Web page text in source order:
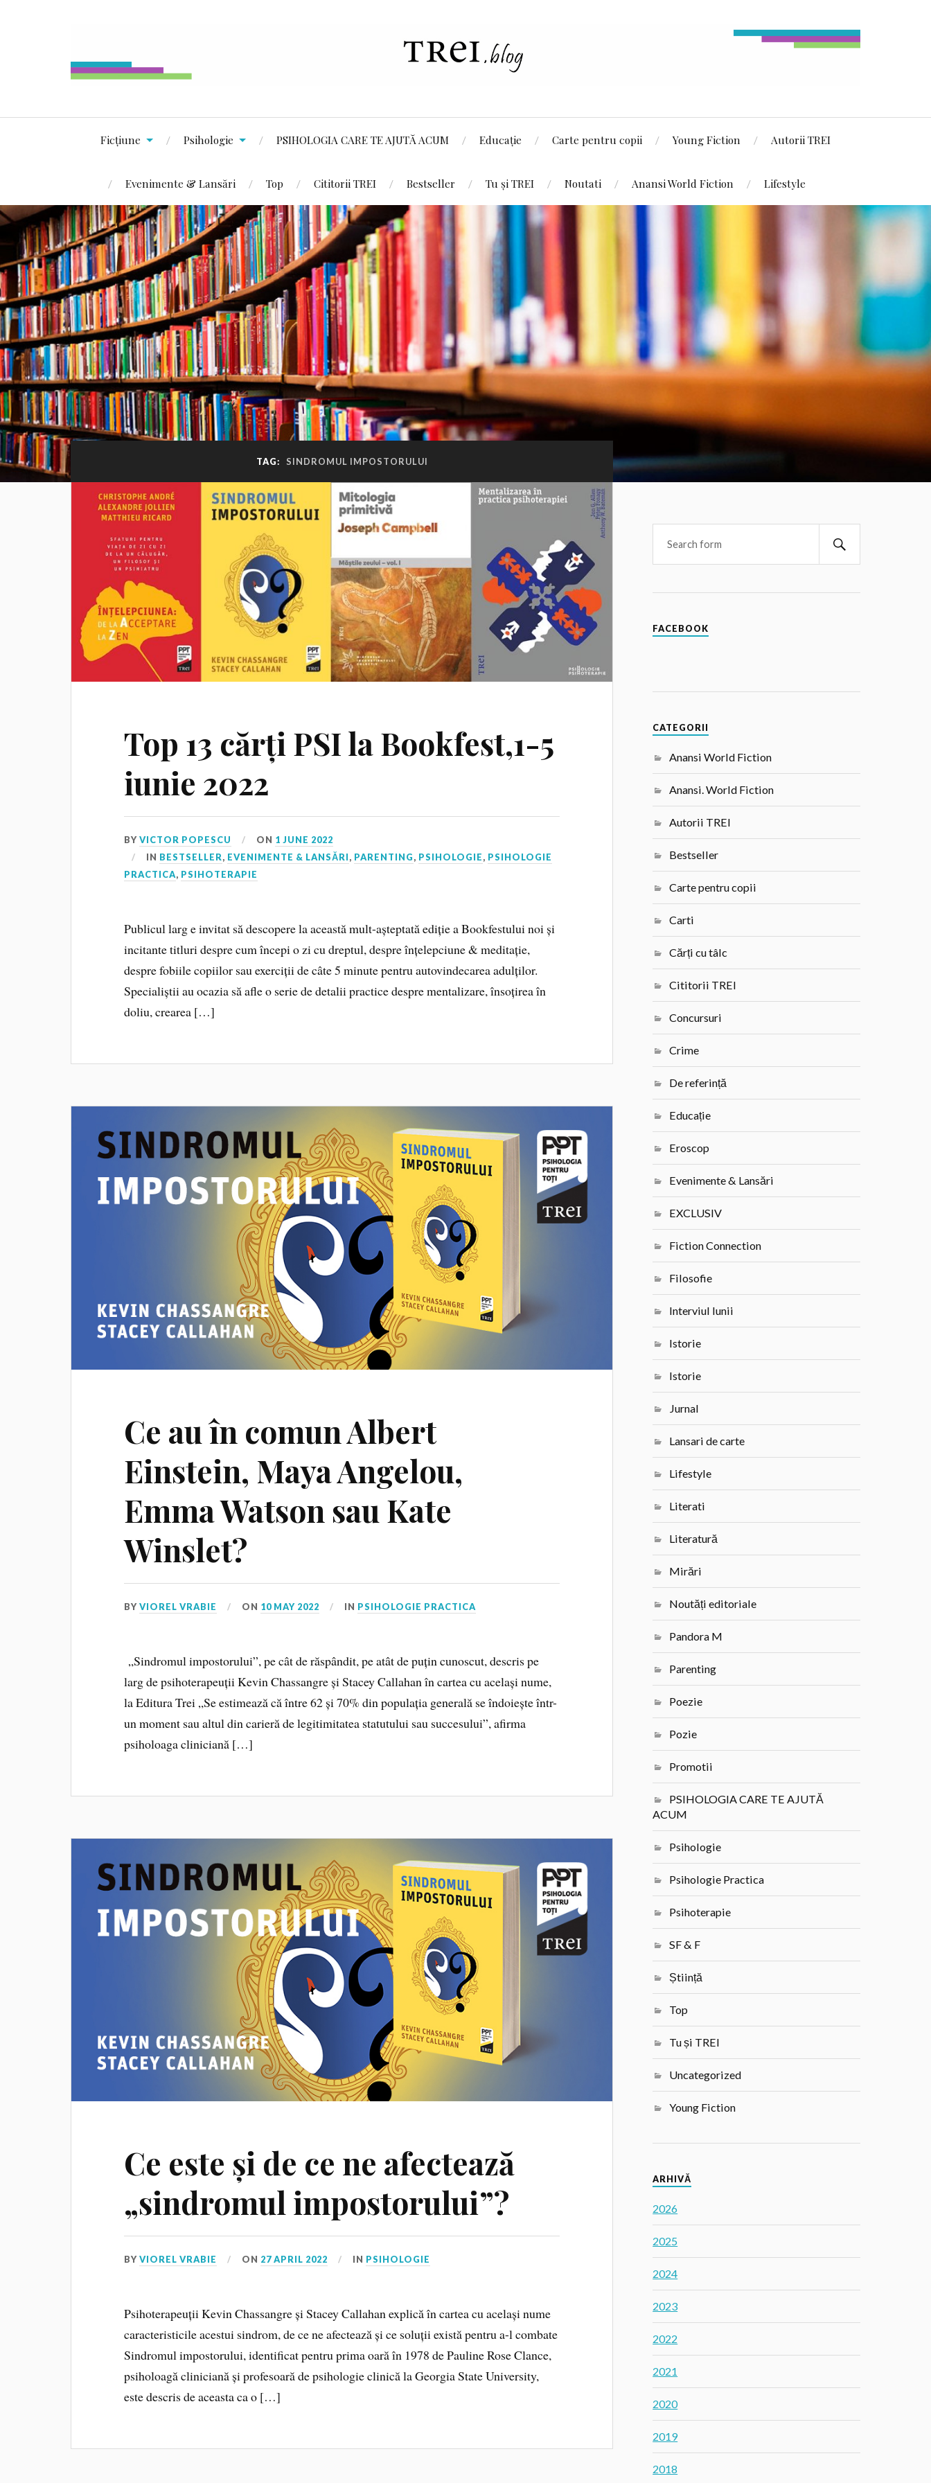
Ficțiune Psihologie PSIHOLOGIA CARE TE AJUTĂ ACUM Educație Carte pentru copii Young Fiction Autorii TREI
Evenimente & Lansări Top Cititorii TREI Bestseller Tu și TREI Noutati Anansi World Fiction Lifestyle
TAG: SINDROMUL IMPOSTORULUI
Top 13 cărți PSI la Bookfest,1-5
iunie 2022
BYVICTOR POPESCU ON 1 JUNE 2022
IN BESTSELLER, EVENIMENTE & LANSĂRI, PARENTING, PSIHOLOGIE, PSIHOLOGIE
PRACTICA, PSIHOTERAPIE
Publicul larg e invitat să descopere la această mult-așteptată ediție a Bookfestului noi și
incitante titluri despre cum începi o zi cu dreptul, despre înțelepciune & meditație,
despre fobiile copiilor sau exerciții de câte 5 minute pentru autovindecarea adulților.
Specialiștii au ocazia să afle o serie de detalii practice despre mentalizare, însoțirea în
doliu, crearea […]
Ce au în comun Albert
Einstein, Maya Angelou,
Emma Watson sau Kate
Winslet?
BYVIOREL VRABIE ON 10 MAY 2022 IN PSIHOLOGIE PRACTICA
„Sindromul impostorului”, pe cât de răspândit, pe atât de puțin cunoscut, descris pe
larg de psihoterapeuții Kevin Chassangre și Stacey Callahan în cartea cu același nume,
la Editura Trei „Se estimează că între 62 și 70% din populația generală se îndoiește într-
un moment sau altul din carieră de legitimitatea statutului sau succesului”, afirma
psiholoaga cliniciană […]
Ce este și de ce ne afectează
„sindromul impostorului”?
BYVIOREL VRABIE ON 27 APRIL 2022 IN PSIHOLOGIE
Psihoterapeuții Kevin Chassangre și Stacey Callahan explică în cartea cu același nume
caracteristicile acestui sindrom, de ce ne afectează și ce soluții există pentru a-l combate
Sindromul impostorului, identificat pentru prima oară în 1978 de Pauline Rose Clance,
psiholoagă cliniciană și profesoară de psihologie clinică la Georgia State University,
este descris de aceasta ca o […]
FACEBOOK
CATEGORII
Anansi World Fiction
Anansi. World Fiction
Autorii TREI
Bestseller
Carte pentru copii
Carti
Cărți cu tâlc
Cititorii TREI
Concursuri
Crime
De referință
Educație
Eroscop
Evenimente & Lansări
EXCLUSIV
Fiction Connection
Filosofie
Interviul lunii
Istorie
Istorie
Jurnal
Lansari de carte
Lifestyle
Literati
Literatură
Mirări
Noutăți editoriale
Pandora M
Parenting
Poezie
Pozie
Promotii
PSIHOLOGIA CARE TE AJUTĂ
ACUM
Psihologie
Psihologie Practica
Psihoterapie
SF & F
Știință
Top
Tu și TREI
Uncategorized
Young Fiction
ARHIVĂ
2026
2025
2024
2023
2022
2021
2020
2019
2018